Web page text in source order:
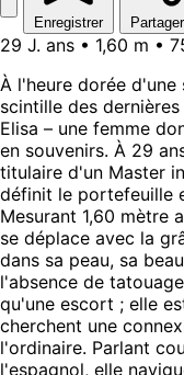
Enregistrer Partager
29 J. ans • 1,60 m •
À l'heure dorée
scintille des
Elisa – une femme
en souvenirs. À 29
titulaire d'un Master
définit le portefeuille
Mesurant 1,60 mètre
se déplace avec la
dans sa peau, sa
l'absence de
qu'une escort ; elle
cherchent une
l'ordinaire. Parlant
l'espagnol, elle